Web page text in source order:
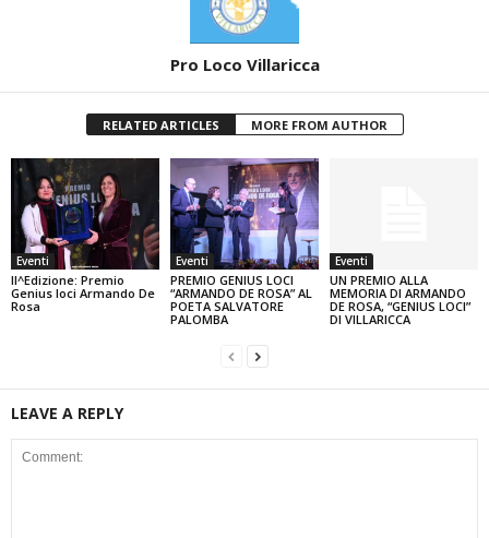
Pro Loco Villaricca
RELATED ARTICLES MORE FROM AUTHOR
Eventi
II^Edizione: Premio
Genius loci Armando De
Rosa
Eventi
PREMIO GENIUS LOCI
“ARMANDO DE ROSA” AL
POETA SALVATORE
PALOMBA
Eventi
UN PREMIO ALLA
MEMORIA DI ARMANDO
DE ROSA, “GENIUS LOCI”
DI VILLARICCA
LEAVE A REPLY